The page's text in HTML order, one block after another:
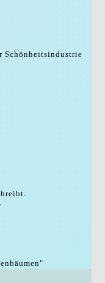
Schönheitsindustrie